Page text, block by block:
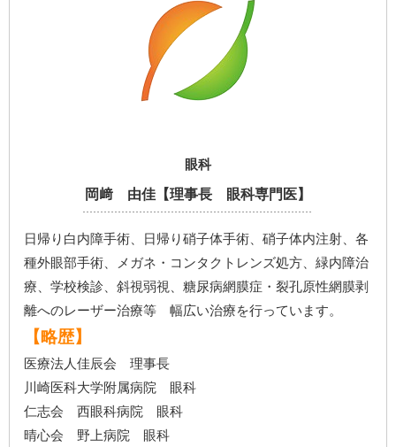
眼科
岡﨑 由佳【理事長 眼科専門医】
日帰り白内障手術、日帰り硝子体手術、硝子体内注射、各
種外眼部手術、メガネ・コンタクトレンズ処方、緑内障治
療、学校検診、斜視弱視、糖尿病網膜症・裂孔原性網膜剥
離へのレーザー治療等 幅広い治療を行っています。
【略歴】
医療法人佳辰会 理事長
川崎医科大学附属病院 眼科
仁志会 西眼科病院 眼科
晴心会 野上病院 眼科